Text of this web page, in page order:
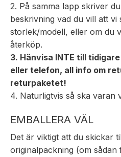
2. På samma lapp skriver
beskrivning vad du vill att
storlek/modell, eller om du
återköp.
3. Hänvisa INTE till
eller telefon, all info om
returpaketet!
4. Naturligtvis så ska varan
EMBALLERA VÄL
Det är viktigt att du skickar
originalpackning (om sådan